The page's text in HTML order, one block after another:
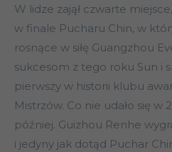
W lidze zajął czwarte
w finale Pucharu Chin, w
rosnące w siłę Guangzhou
sukcesom z tego roku Sun i
pierwszy w historii klubu
Mistrzów. Co nie udało się w
później. Guizhou Renhe
i jedyny jak dotąd Puchar